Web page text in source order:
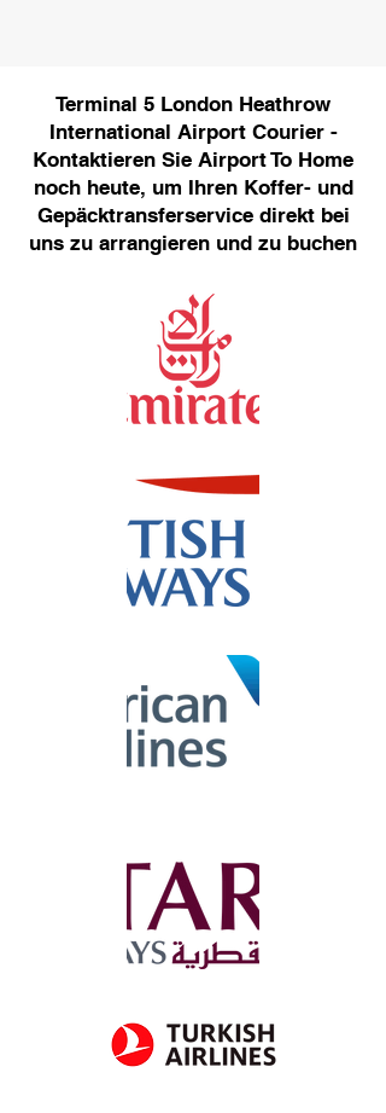
Terminal 5 London Heathrow
International Airport Courier -
Kontaktieren Sie Airport To Home
noch heute, um Ihren Koffer- und
Gepäcktransferservice direkt bei
uns zu arrangieren und zu buchen